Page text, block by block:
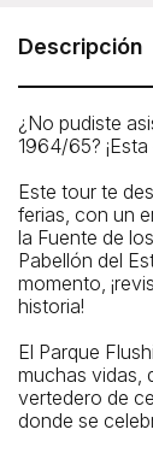
Meeting Point:
Circle, right
entrance. Your
How To Get
By car: we
where we will
than 10
Descripción
¿No pudiste
1964/65?
Este tour te
ferias, con un
la Fuente de
Pabellón del
momento,
historia!
El Parque
muchas vidas,
vertedero de
donde se